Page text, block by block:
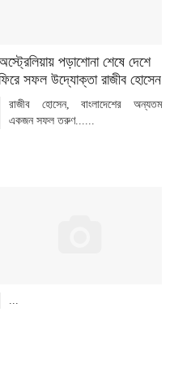
পড়াশোনা শেষে দেশে
সফল উদ্যোক্তা রাজীব হোসেন
রাজীব হোসেন, বাংলাদেশের অন্যতম
একজন সফল তরুণ......
...